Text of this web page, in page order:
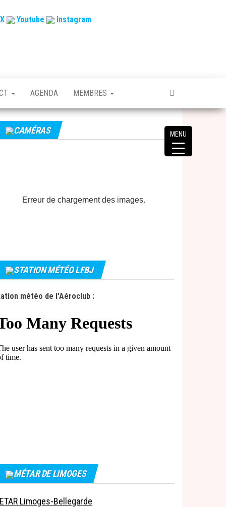
Youtube Instagram
AGENDA MEMBRES
CAMÉRAS
Erreur de chargement des images.
STATION MÉTÉO LFBJ
météo de l'Aéroclub :
MÉTAR DE LIMOGES
Limoges-Bellegarde
MENU